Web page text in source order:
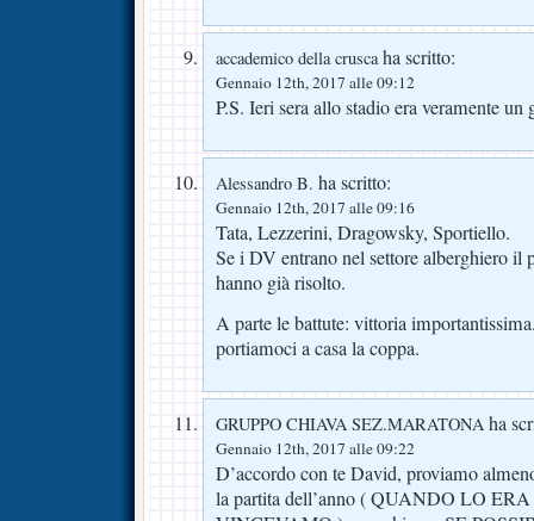
accademico della cruscaha scritto:
Gennaio 12th, 2017 alle 09:12
P.S. Ieri sera allo stadio era veramente
Alessandro B. ha scritto:
Gennaio 12th, 2017 alle 09:16
Tata, Lezzerini, Dragowsky, Sportiello.
Se i DV entrano nel settore alberghiero il
hanno già risolto.
A parte le battute: vittoria
portiamoci a casa la coppa.
GRUPPO CHIAVA SEZ.MARATONA ha
Gennaio 12th, 2017 alle 09:22
D’accordo con te David, proviamo
la partita dell’anno ( QUANDO LO